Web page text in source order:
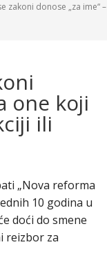
zakoni donose „za ime“ –
one koji
ili
„Nova reforma
10 godina u
doći do smene
reizbor za